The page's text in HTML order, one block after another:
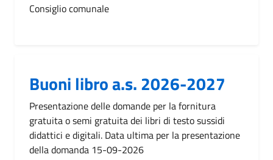
Consiglio comunale
Buoni libro a.s. 2026-2027
Presentazione delle domande per la fornitura
gratuita o semi gratuita dei libri di testo sussidi
didattici e digitali. Data ultima per la presentazione
della domanda 15-09-2026